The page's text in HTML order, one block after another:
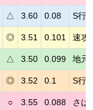
△ 3.60 0.08 S行
◎ 3.51 0.101 速攻
△ 3.50 0.099 地元
◎ 3.52 0.1 S行
○ 3.55 0.088 さば